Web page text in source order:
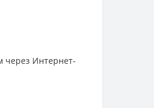
через Интернет-